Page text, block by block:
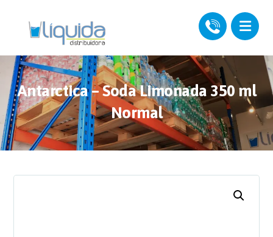
Antarctica – Soda Limonada 350 ml
Normal